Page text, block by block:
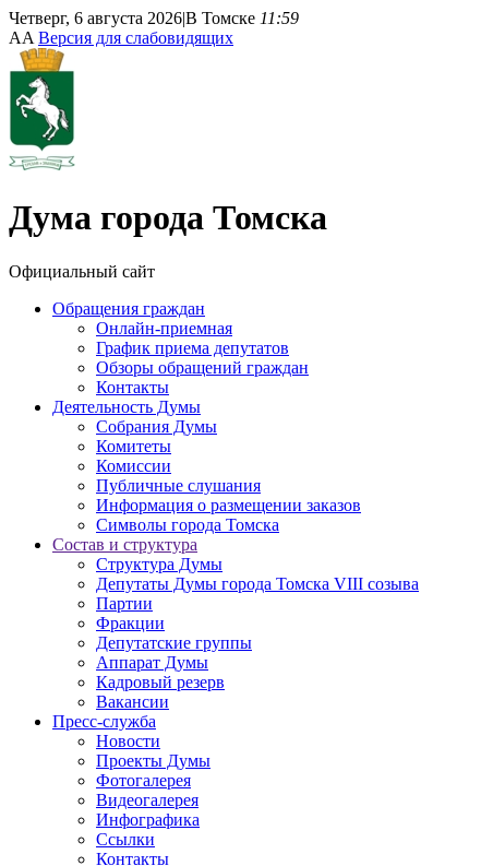
Четверг, 6 августа 2026|В Томске 11:59
AA Версия для слабовидящих
Дума города Томска
Официальный сайт
Обращения граждан
Онлайн-приемная
График приема депутатов
Обзоры обращений граждан
Контакты
Деятельность Думы
Собрания Думы
Комитеты
Комиссии
Публичные слушания
Информация о размещении заказов
Символы города Томска
Состав и структура
Структура Думы
Депутаты Думы города Томска VIII созыва
Партии
Фракции
Депутатские группы
Аппарат Думы
Кадровый резерв
Вакансии
Пресс-служба
Новости
Проекты Думы
Фотогалерея
Видеогалерея
Инфографика
Ссылки
Контакты